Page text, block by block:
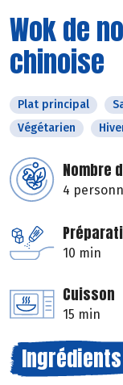
Wok de
chinoise
Plat principal
Végétarien
Nombre
4
10 min
Cuisson
15 min
Ingrédients